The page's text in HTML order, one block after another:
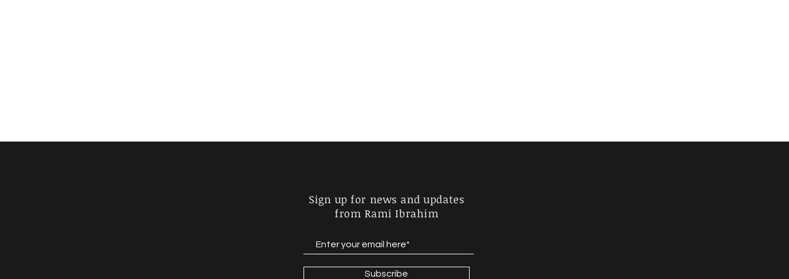
Sign up for news and updates
from Rami Ibrahim
Subscribe